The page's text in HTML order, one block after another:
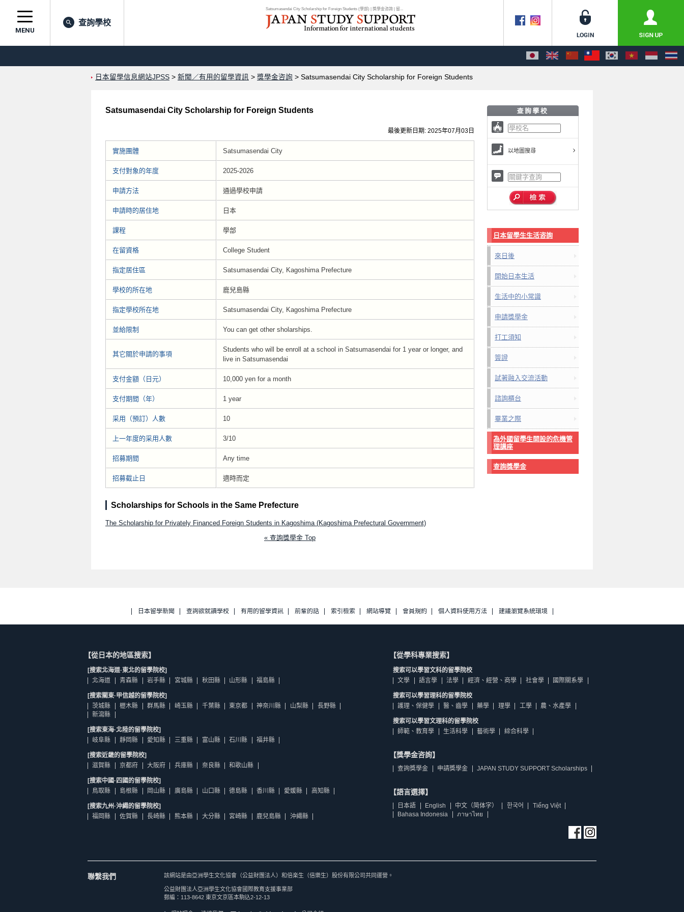
Satsumasendai City Scholarship for Foreign Students (學部) | 獎學金咨詢 | 留...
MENU
查詢學校
日本留學信息網站JPSS > 新聞／有用的留學資訊 > 獎學金咨詢 > Satsumasendai City Scholarship for Foreign Students
Satsumasendai City Scholarship for Foreign Students
最後更新日期: 2025年07月03日
實施團體 Satsumasendai City
支付對象的年度 2025-2026
申請方法 通過學校申請
申請時的居住地 日本
課程 學部
在留資格 College Student
指定居住區 Satsumasendai City, Kagoshima Prefecture
學校的所在地 鹿兒島縣
指定學校所在地 Satsumasendai City, Kagoshima Prefecture
並給限制 You can get other sholarships.
其它關於申請的事項
Students who will be enroll at a school in Satsumasendai for 1 year or longer, and
live in Satsumasendai
支付金額（日元） 10,000 yen for a month
支付期間（年） 1 year
采用（預訂）人數 10
上一年度的采用人數 3/10
招募期間 Any time
招募截止日 適時而定
Scholarships for Schools in the Same Prefecture
The Scholarship for Privately Financed Foreign Students in Kagoshima (Kagoshima Prefectural Government)
« 查詢獎學金 Top
以地圖搜尋
日本留學生生活咨詢
來日後
開始日本生活
生活中的小常識
申請獎學金
打工須知
簽證
試著融入交流活動
諮詢櫃台
畢業之際
為外國留學生開設的危機管
理講座
查詢獎學金
日本留學新聞 查詢欲就讀學校 有用的留學資訊 前輩的話 索引檢索 網站導覽 會員規約 個人資料使用方法 建議瀏覽系統環境
【從日本的地區搜索】
[搜索北海道·東北的留學院校]
北海道
青森縣 岩手縣 宮城縣 秋田縣 山形縣 福島縣
[搜索關東·甲信越的留學院校]
茨城縣
櫪木縣 群馬縣 崎玉縣 千葉縣 東京都 神奈川縣 山梨縣
長野縣
新瀉縣
[搜索東海·北陸的留學院校]
岐阜縣
靜岡縣 愛知縣 三重縣 富山縣 石川縣 福井縣
[搜索近畿的留學院校]
滋賀縣
京都府 大阪府 兵庫縣 奈良縣 和歌山縣
[搜索中國·四國的留學院校]
鳥取縣
島根縣 岡山縣 廣島縣 山口縣 德島縣 香川縣 愛媛縣 高知縣
[搜索九州·沖繩的留學院校]
福岡縣
佐賀縣 長崎縣 熊本縣 大分縣 宮崎縣 鹿兒島縣 沖繩縣
【從學科專業搜索】
搜索可以學習文科的留學院校
文學
語言學 法學 經濟、經營、商學 社會學 國際關系學
搜索可以學習理科的留學院校
護理、保健學
醫、齒學 藥學 理學 工學 農、水產學
搜索可以學習文理科的留學院校
師範、教育學
生活科學 藝術學 綜合科學
【獎學金咨詢】
查詢獎學金 申請獎學金 JAPAN STUDY SUPPORT Scholarships
【語言選擇】
日本語 English 中文（简体字） 한국어
Tiếng Việt
Bahasa Indonesia
ภาษาไทย
聯繫我們 該網站是由亞洲學生文化協會（公益財團法人）和倍楽生（倍樂生）股份有限公司共同運營。
公益財團法人亞洲學生文化協會國際教育支援事業部
郵編：113-8642 東京文京區本駒込2-12-13